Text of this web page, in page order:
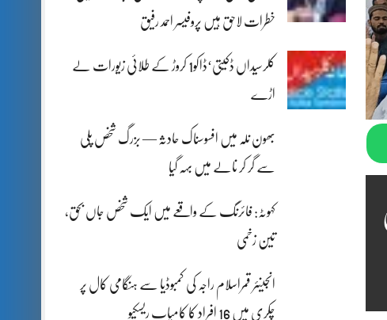
خطرات لاحق ہیں پروفیسر احمد رفیق
کلرسیداں ڈکیتی‘ڈاکو1 کروڑ کے طلائی زیورات لے
اڑے
بھون نلہ میں افسوسناک حادثہ — بزرگ شخص پلی
سے گر کر نالے میں بہہ گیا
کہوٹہ: فائرنگ کے واقعے میں ایک شخص جاں بحق،
تین زخمی
انجینئر قمراسلام راجہ کی کمبوڈیا سے ہنگامی کال پر
چکری میں 16 افراد کا کامیاب ریسکیو